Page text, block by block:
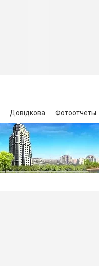
Довідкова Фотоотчеты